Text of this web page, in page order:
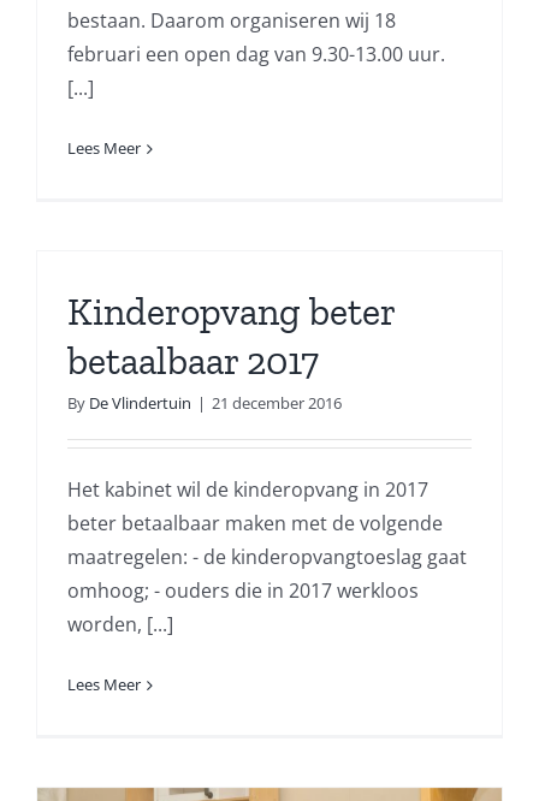
bestaan. Daarom organiseren wij 18
februari een open dag van 9.30-13.00 uur.
[...]
Lees Meer
Kinderopvang beter
betaalbaar 2017
By De Vlindertuin | 21 december 2016
Het kabinet wil de kinderopvang in 2017
beter betaalbaar maken met de volgende
maatregelen: - de kinderopvangtoeslag gaat
omhoog; - ouders die in 2017 werkloos
worden, [...]
Lees Meer